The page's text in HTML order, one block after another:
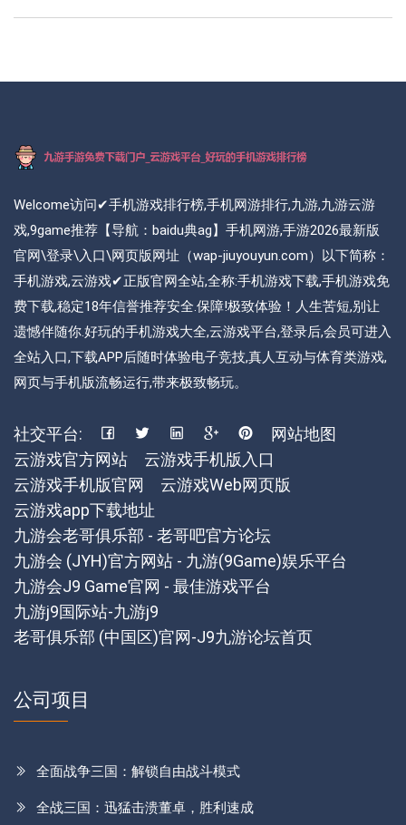
Welcome访问✔手机游戏排行榜,手机网游排行,九游,九游云游
戏,9game推荐【导航：baidu典ag】手机网游,手游2026最新版
官网\登录\入口\网页版网址（wap-jiuyouyun.com）以下简称：
手机游戏,云游戏✔正版官网全站,全称:手机游戏下载,手机游戏免
费下载,稳定18年信誉推荐安全.保障!极致体验！人生苦短,别让
遗憾伴随你.好玩的手机游戏大全,云游戏平台,登录后,会员可进入
全站入口,下载APP后随时体验电子竞技,真人互动与体育类游戏,
网页与手机版流畅运行,带来极致畅玩。
社交平台:
网站地图
云游戏官方网站
云游戏手机版入口
云游戏手机版官网
云游戏Web网页版
云游戏app下载地址
九游会老哥俱乐部 - 老哥吧官方论坛
九游会 (JYH)官方网站 - 九游(9Game)娱乐平台
九游会J9 Game官网 - 最佳游戏平台
九游j9国际站-九游j9
老哥俱乐部 (中国区)官网-J9九游论坛首页
公司项目
全面战争三国：解锁自由战斗模式
全战三国：迅猛击溃董卓，胜利速成